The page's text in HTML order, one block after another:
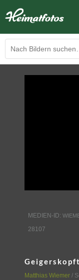
WIR
MEDIEN-ID:
28107
Matthias Wiemer /